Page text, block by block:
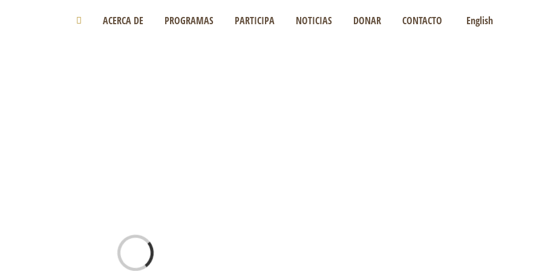
ACERCA DE PROGRAMAS PARTICIPA NOTICIAS DONAR CONTACTO English
Loading...